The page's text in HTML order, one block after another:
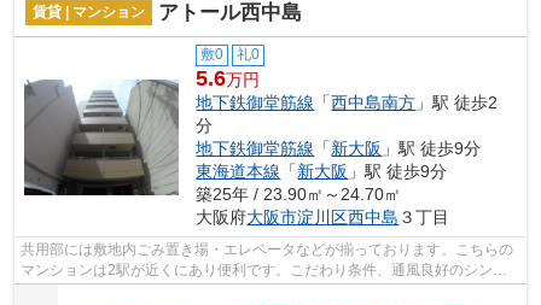
賃貸 | マンション アトール西中島
敷0 礼0
5.6万円
地下鉄御堂筋線 「西中島南方 」駅 徒歩2
分
地下鉄御堂筋線 「新大阪 」駅 徒歩9分
東海道本線 「新大阪 」駅 徒歩9分
築25年 / 23.90㎡～24.70㎡
大阪府大阪市淀川区西中島 ３丁目
共用部には敷地内ごみ置き場・エレベータなどが揃っております。こちらの
マンションは2駅が近くにあり便利です。こだわり条件、通風良好のシンプ